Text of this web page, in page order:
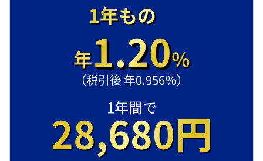
1年もの
年1.20％
（税引後 年0.956％）
1年間で
28,680円